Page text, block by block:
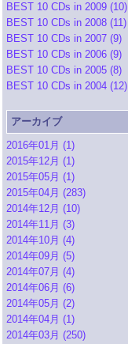
BEST 10 CDs in 2009 (10)
BEST 10 CDs in 2008 (11)
BEST 10 CDs in 2007 (9)
BEST 10 CDs in 2006 (9)
BEST 10 CDs in 2005 (8)
BEST 10 CDs in 2004 (12)
アーカイブ
2016年01月 (1)
2015年12月 (1)
2015年05月 (1)
2015年04月 (283)
2014年12月 (10)
2014年11月 (3)
2014年10月 (4)
2014年09月 (5)
2014年07月 (4)
2014年06月 (6)
2014年05月 (2)
2014年04月 (1)
2014年03月 (250)